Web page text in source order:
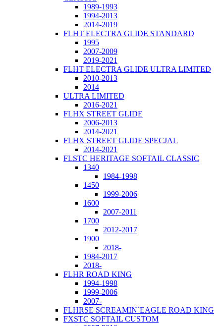
1989-1993
1994-2013
2014-2019
FLHT ELECTRA GLIDE STANDARD
1995
2007-2009
2019-2021
FLHT ELECTRA GLIDE ULTRA LIMITED
2010-2013
2014
ULTRA LIMITED
2016-2021
FLHX STREET GLIDE
2006-2013
2014-2021
FLHX STREET GLIDE SPECJAL
2014-2021
FLSTC HERITAGE SOFTAIL CLASSIC
1340
1984-1998
1450
1999-2006
1600
2007-2011
1700
2012-2017
1900
2018-
1984-2017
2018-
FLHR ROAD KING
1994-1998
1999-2006
2007-
FLHRSE SCREAMIN`EAGLE ROAD KING
FXSTC SOFTAIL CUSTOM